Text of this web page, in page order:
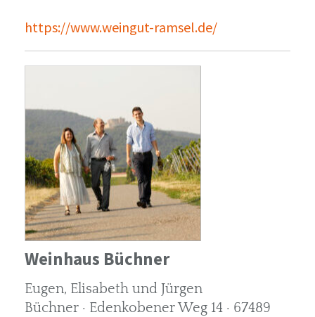
https://www.weingut-ramsel.de/
Weinhaus Büchner
Eugen, Elisabeth und Jürgen
Büchner · Edenkobener Weg 14 · 67489